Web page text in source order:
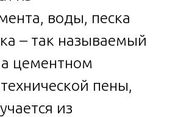
воды, песка
– так называемый
цементном
пены,
из